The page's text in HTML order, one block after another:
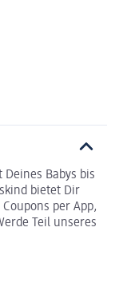
Babys bis
bietet Dir
per App,
Teil unseres